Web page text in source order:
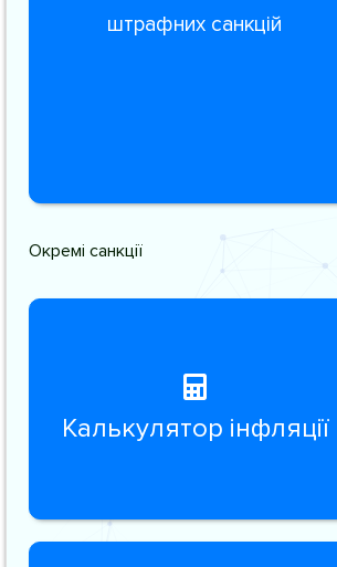
штрафних санкцій
Окремі санкції
Калькулятор інфляції